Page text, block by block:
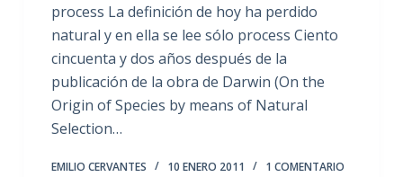
process La definición de hoy ha perdido
natural y en ella se lee sólo process Ciento
cincuenta y dos años después de la
publicación de la obra de Darwin (On the
Origin of Species by means of Natural
Selection…
EMILIO CERVANTES 10 ENERO 2011 1 COMENTARIO